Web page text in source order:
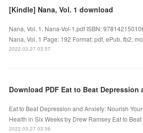
[Kindle] Nana, Vol. 1 download
Nana, Vol. 1. Nana-Vol-1.pdf ISBN:
Nana, Vol. 1 Page: 192 Format: pdf, ePub, fb2,
2022.03.27 03:57
Download PDF Eat to Beat Depression
Eat to Beat Depression and Anxiety: Nourish
Health in Six Weeks by Drew Ramsey Eat to
2022.03.27 03:56